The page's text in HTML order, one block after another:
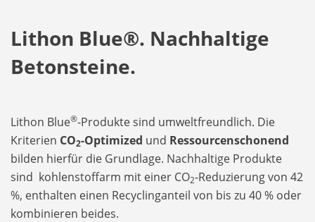
Lithon Blue®. Nachhaltige
Betonsteine.
Lithon Blue®-Produkte sind umweltfreundlich. Die
Kriterien CO2-Optimized und Ressourcenschonend
bilden hierfür die Grundlage. Nachhaltige Produkte
sind kohlenstoffarm mit einer CO2-Reduzierung von 42
%, enthalten einen Recyclinganteil von bis zu 40 % oder
kombinieren beides.